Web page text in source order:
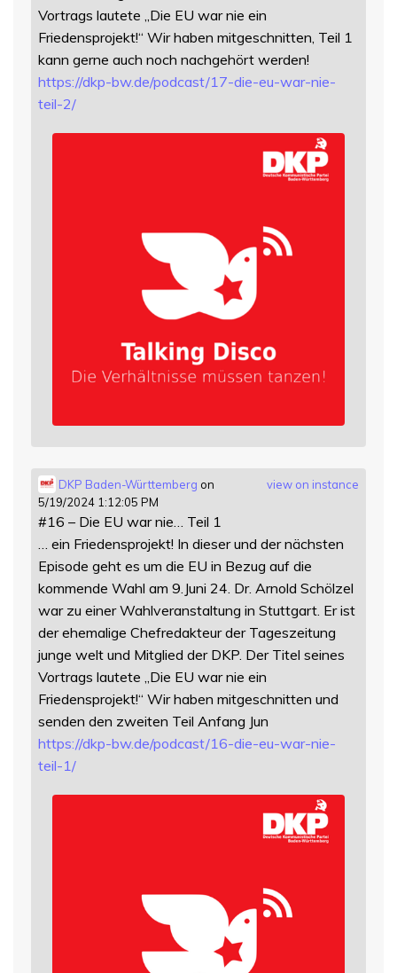
Vortrags lautete „Die EU war nie ein
Friedensprojekt!“ Wir haben mitgeschnitten, Teil 1
kann gerne auch noch nachgehört werden!
https://dkp-bw.de/podcast/17-die-eu-war-nie-
teil-2/
view on instance
DKP Baden-Württemberg on
5/19/2024 1:12:05 PM
#16 – Die EU war nie… Teil 1
… ein Friedensprojekt! In dieser und der nächsten
Episode geht es um die EU in Bezug auf die
kommende Wahl am 9.Juni 24. Dr. Arnold Schölzel
war zu einer Wahlveranstaltung in Stuttgart. Er ist
der ehemalige Chefredakteur der Tageszeitung
junge welt und Mitglied der DKP. Der Titel seines
Vortrags lautete „Die EU war nie ein
Friedensprojekt!“ Wir haben mitgeschnitten und
senden den zweiten Teil Anfang Jun
https://dkp-bw.de/podcast/16-die-eu-war-nie-
teil-1/